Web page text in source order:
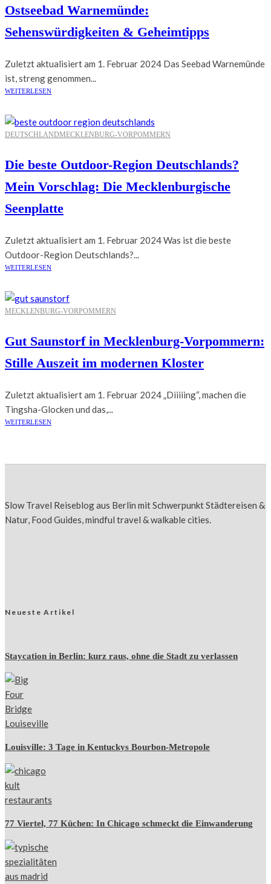
Ostseebad Warnemünde:
Sehenswürdigkeiten & Geheimtipps
Zuletzt aktualisiert am 1. Februar 2024 Das Seebad Warnemünde
ist, streng genommen...
WEITERLESEN
DEUTSCHLANDMECKLENBURG-VORPOMMERN
Die beste Outdoor-Region Deutschlands?
Mein Vorschlag: Die Mecklenburgische
Seenplatte
Zuletzt aktualisiert am 1. Februar 2024 Was ist die beste
Outdoor-Region Deutschlands?...
WEITERLESEN
MECKLENBURG-VORPOMMERN
Gut Saunstorf in Mecklenburg-Vorpommern:
Stille Auszeit im modernen Kloster
Zuletzt aktualisiert am 1. Februar 2024 „Diiiiing“, machen die
Tingsha-Glocken und das,...
WEITERLESEN
Slow Travel Reiseblog aus Berlin mit Schwerpunkt Städtereisen &
Natur, Food Guides, mindful travel & walkable cities.
Neueste Artikel
Staycation in Berlin: kurz raus, ohne die Stadt zu verlassen
Louisville: 3 Tage in Kentuckys Bourbon-Metropole
77 Viertel, 77 Küchen: In Chicago schmeckt die Einwanderung